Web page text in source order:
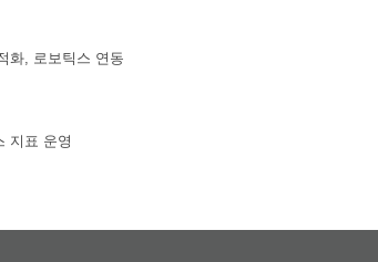
화, 로보틱스 연동
지표 운영